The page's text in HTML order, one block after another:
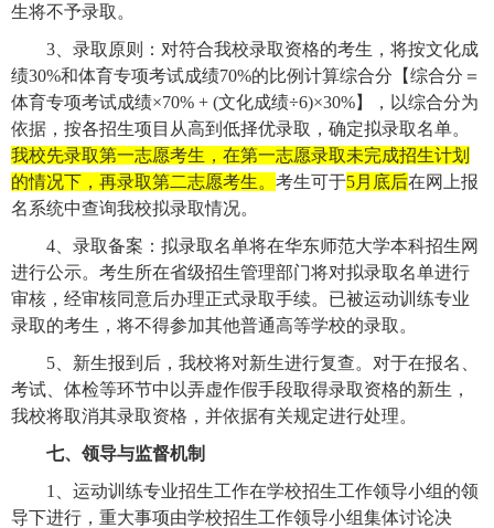
生将不予录取。
3 、录取原则：对符合我校录取资格的考生，将按文化成
绩30%和体育专项考试成绩70%的比例计算综合分【综合分＝
体育专项考试成绩×70% + (文化成绩÷6)×30%】，以综合分为
依据，按各招生项目从高到低择优录取，确定拟录取名单。
我校先录取第一志愿考生，在第一志愿录取未完成招生计划
的情况下，再录取第二志愿考生。 考生可于5月底后在网上报
名系统中查询我校拟录取情况。
4 、录取备案：拟录取名单将在华东师范大学本科招生网
进行公示。考生所在省级招生管理部门将对拟录取名单进行
审核，经审核同意后办理正式录取手续。已被运动训练专业
录取的考生，将不得参加其他普通高等学校的录取。
5 、新生报到后，我校将对新生进行复查。对于在报名、
考试、体检等环节中以弄虚作假手段取得录取资格的新生，
我校将取消其录取资格，并依据有关规定进行处理。
七、领导与监督机制
1
、运动训练专业招生工作在学校招生工作领导小组的领
导下进行，重大事项由学校招生工作领导小组集体讨论决